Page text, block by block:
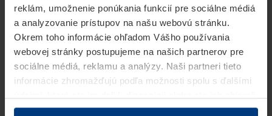
reklám, umožnenie ponúkania funkcií pre sociálne médiá
a analyzovanie prístupov na našu webovú stránku.
Okrem toho informácie ohľadom Vášho používania
webovej stránky postupujeme na našich partnerov pre
sociálne médiá, reklamu a analýzy. Naši partneri tieto
informácie zhromažďujú podľa možnosti spolu s ďalšími
v rámci Vášho využívania služieb.